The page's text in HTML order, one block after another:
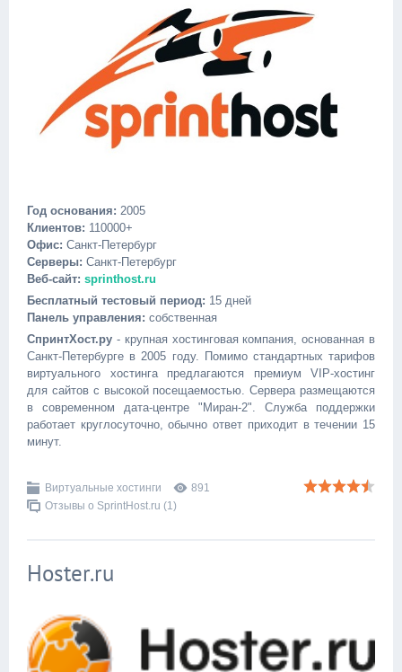
Год основания: 2005
Клиентов: 110000+
Офис: Санкт-Петербург
Серверы: Санкт-Петербург
Веб-сайт: sprinthost.ru
Бесплатный тестовый период: 15 дней
Панель управления: собственная
СпринтХост.ру - крупная хостинговая компания, основанная в
Санкт-Петербурге в 2005 году. Помимо стандартных тарифов
виртуального хостинга предлагаются премиум VIP-хостинг
для сайтов с высокой посещаемостью. Сервера размещаются
в современном дата-центре "Миран-2". Служба поддержки
работает круглосуточно, обычно ответ приходит в течении 15
минут.
Виртуальные хостинги
891
Отзывы о SprintHost.ru (1)
Hoster.ru